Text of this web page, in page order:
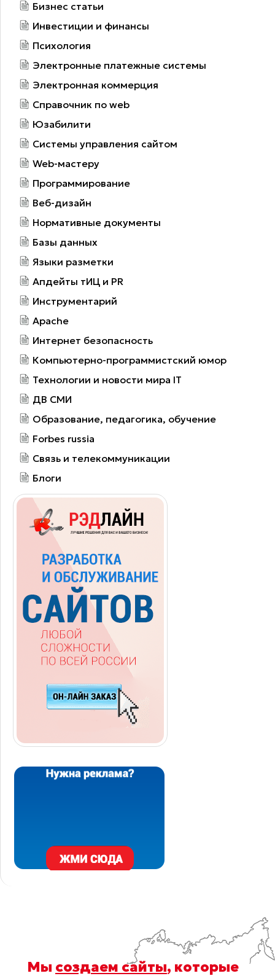
Бизнес статьи
Инвестиции и финансы
Психология
Электронные платежные системы
Электронная коммерция
Справочник по web
Юзабилити
Системы управления сайтом
Web-мастеру
Программирование
Веб-дизайн
Нормативные документы
Базы данных
Языки разметки
Апдейты тИЦ и PR
Инструментарий
Apache
Интернет безопасность
Компьютерно-программистский юмор
Технологии и новости мира IT
ДВ СМИ
Образование, педагогика, обучение
Forbes russia
Связь и телекоммуникации
Блоги
Мы создаем сайты, которые